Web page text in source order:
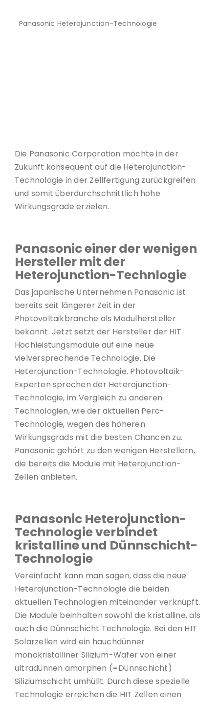
Panasonic Heterojunction-Technologie
Die Panasonic Corporation möchte in der
Zukunft konsequent auf die Heterojunction-
Technologie in der Zellfertigung zurückgreifen
und somit überdurchschnittlich hohe
Wirkungsgrade erzielen.
Panasonic einer der wenigen
Hersteller mit der
Heterojunction-Technlogie
Das japanische Unternehmen Panasonic ist
bereits seit längerer Zeit in der
Photovoltaikbranche als Modulhersteller
bekannt. Jetzt setzt der Hersteller der HIT
Hochleistungsmodule auf eine neue
vielversprechende Technologie. Die
Heterojunction-Technologie. Photovoltaik-
Experten sprechen der Heterojunction-
Technologie, im Vergleich zu anderen
Technologien, wie der aktuellen Perc-
Technologie, wegen des höheren
Wirkungsgrads mit die besten Chancen zu.
Panasonic gehört zu den wenigen Herstellern,
die bereits die Module mit Heterojunction-
Zellen anbieten.
Panasonic Heterojunction-
Technologie verbindet
kristalline und Dünnschicht-
Technologie
Vereinfacht kann man sagen, dass die neue
Heterojunction-Technologie die beiden
aktuellen Technologien miteinander verknüpft.
Die Module beinhalten sowohl die kristalline, als
auch die Dünnschicht Technologie. Bei den HIT
Solarzellen wird ein hauchdünner
monokristalliner Silizium-Wafer von einer
ultradünnen amorphen (=Dünnschicht)
Siliziumschicht umhüllt. Durch diese spezielle
Technologie erreichen die HIT Zellen einen